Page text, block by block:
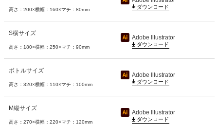
高さ：200×横幅：160×マチ：80mm
S横サイズ
高さ：180×横幅：250×マチ：90mm
ボトルサイズ
高さ：320×横幅：110×マチ：100mm
M縦サイズ
高さ：270×横幅：220×マチ：120mm